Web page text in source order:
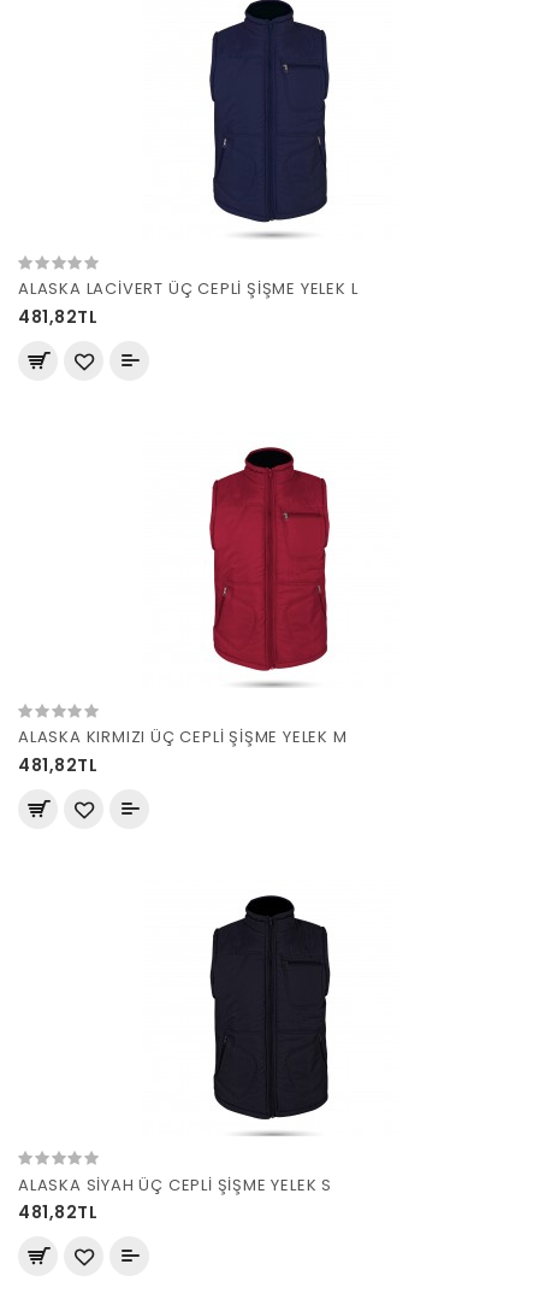
ALASKA LACİVERT ÜÇ CEPLİ ŞİŞME YELEK L
481,82TL
ALASKA KIRMIZI ÜÇ CEPLİ ŞİŞME YELEK M
481,82TL
ALASKA SİYAH ÜÇ CEPLİ ŞİŞME YELEK S
481,82TL